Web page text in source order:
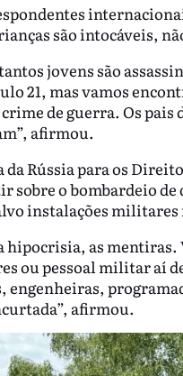
são intocáveis,
jovens são
21, mas vamos
de guerra. Os pais
afirmou.
da Rússia para os
sobre o bombardeio
instalações militares
hipocrisia, as mentiras.
ou pessoal militar aí
engenheiras,
afirmou.